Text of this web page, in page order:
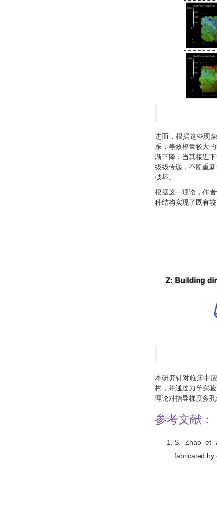
进而，根据这些现
系，等效模量较大
渐下降，当其接近
级级传递，不断重
破坏。
根据这一理论，作
种结构实现了既有
本研究针对临床中
构，并通过力学实
理论对指导梯度多
参考文献：
S. Zhao et
fabricated by